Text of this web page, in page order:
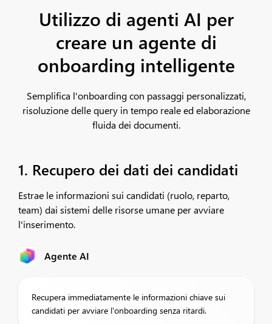
Utilizzo di agenti AI per
creare un agente di
onboarding intelligente
Semplifica l'onboarding con passaggi personalizzati,
risoluzione delle query in tempo reale ed elaborazione
fluida dei documenti.
1. Recupero dei dati dei candidati
Estrae le informazioni sui candidati (ruolo, reparto,
team) dai sistemi delle risorse umane per avviare
l'inserimento.
Agente AI
Recupera immediatamente le informazioni chiave sui
candidati per avviare l'onboarding senza ritardi.